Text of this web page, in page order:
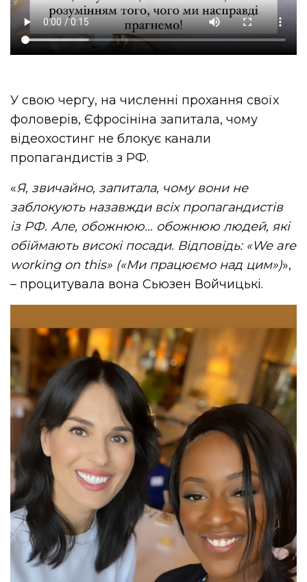
У свою чергу, на численні прохання своїх
фоловерів, Єфросініна запитала, чому
відеохостинг не блокує канали
пропагандистів з РФ.
«Я, звичайно, запитала, чому вони не
заблокують назавжди всіх пропагандистів
із РФ. Але, обожнюю… обожнюю людей, які
обіймають високі посади. Відповідь: «We are
working on this» («Ми працюємо над цим»)»,
– процитувала вона Сьюзен Войчицькі.